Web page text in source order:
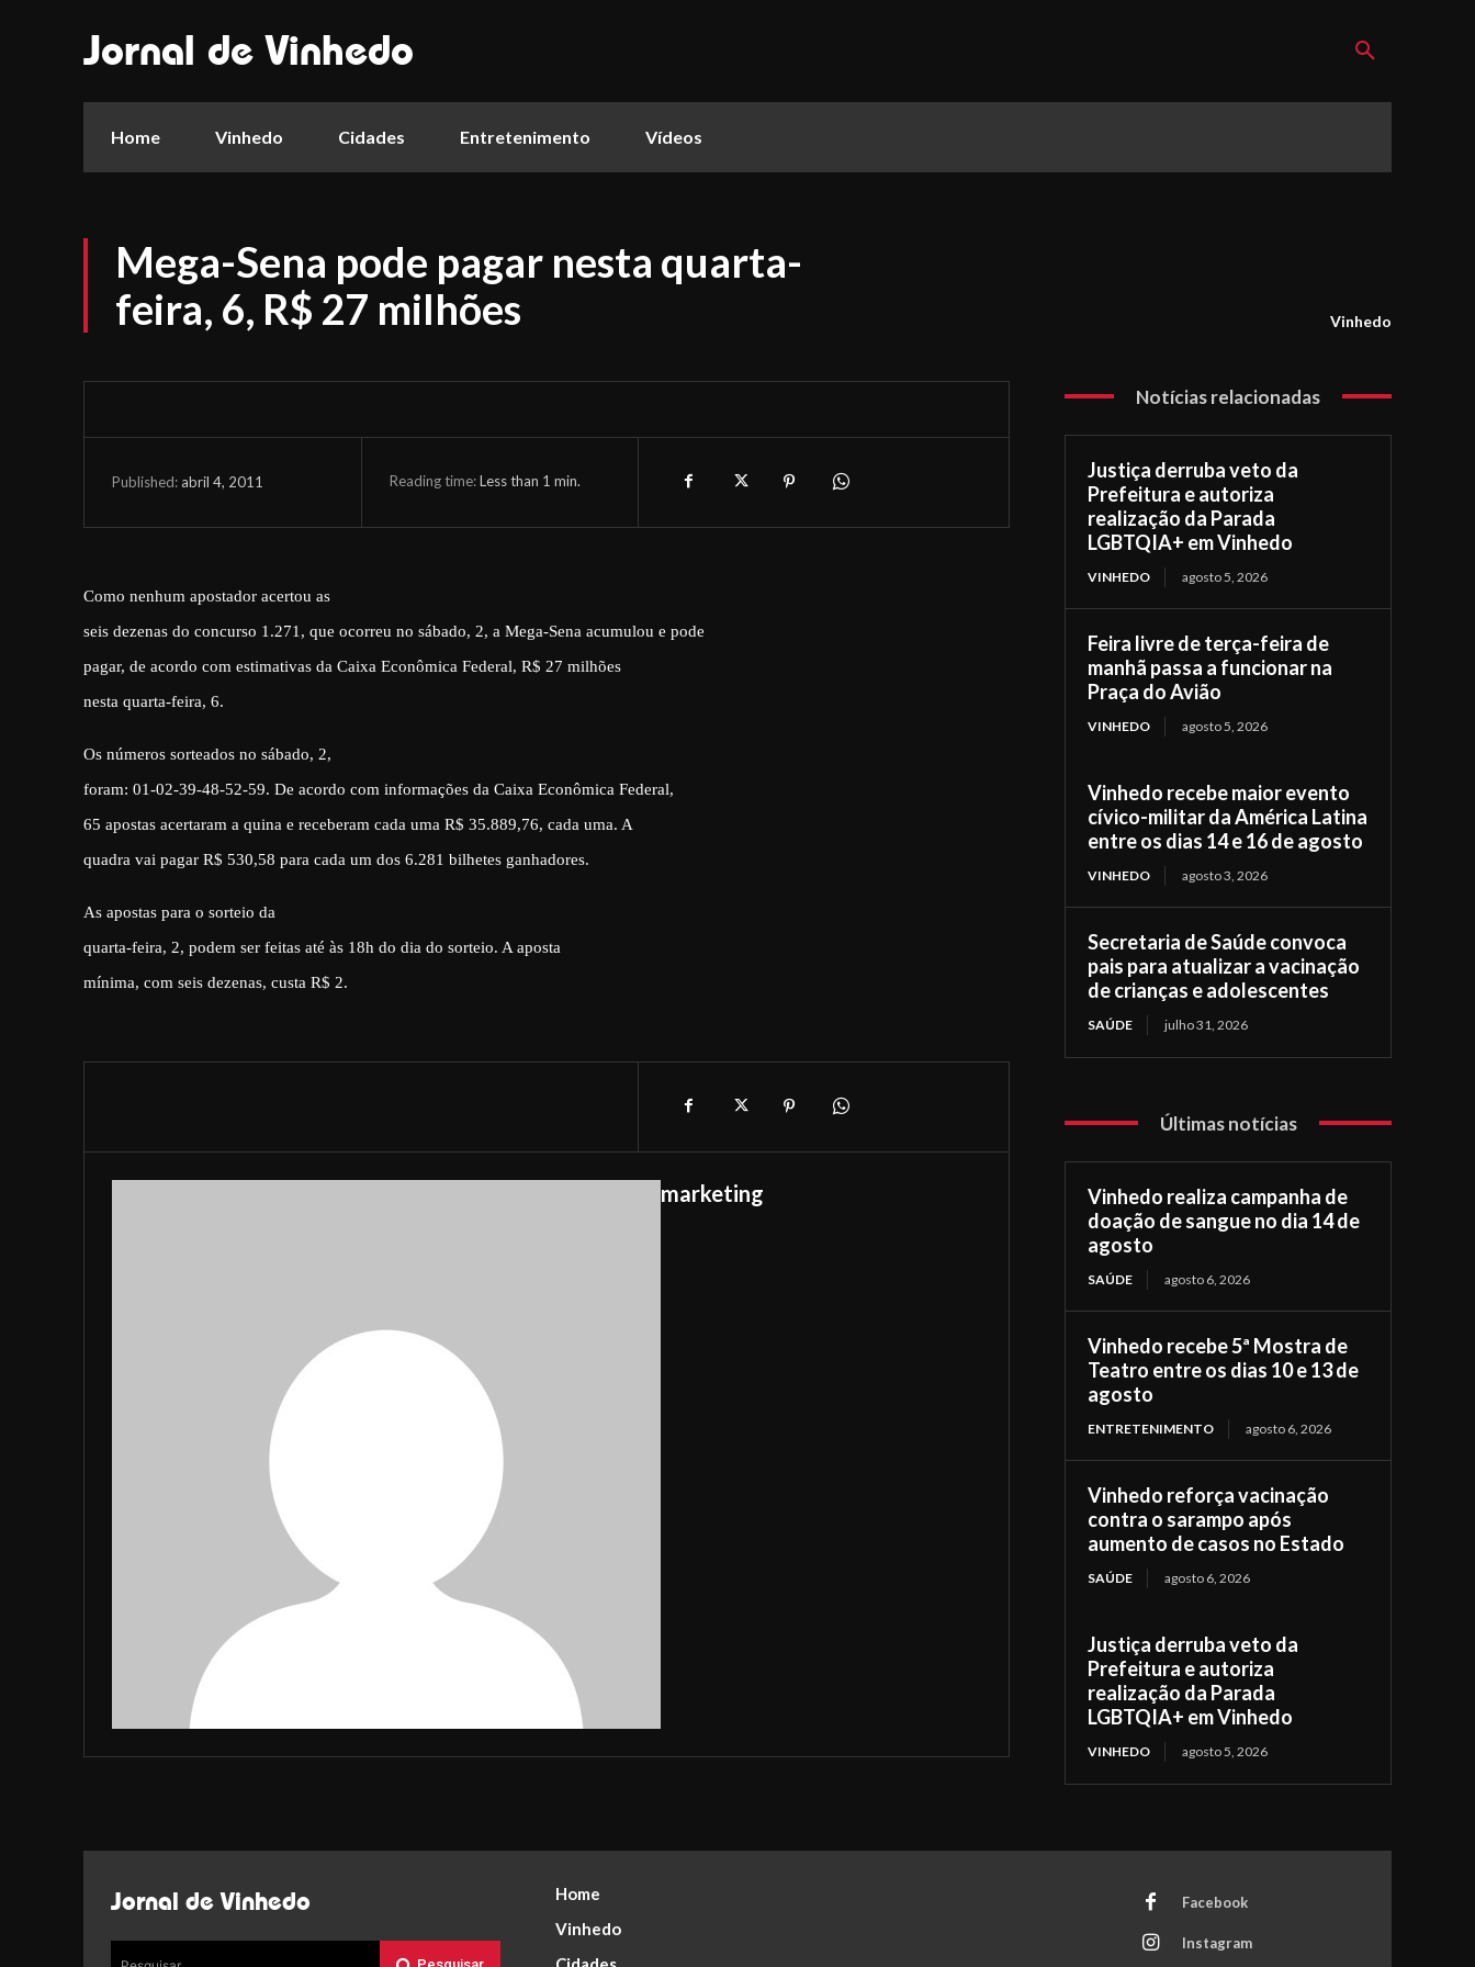
Jornal de Vinhedo
Home Vinhedo Cidades Entretenimento Vídeos
Mega-Sena pode pagar nesta quarta-
feira, 6, R$ 27 milhões
Vinhedo
Published: abril 4, 2011 Reading time:Less than 1 min.
Como nenhum apostador acertou as
seis dezenas do concurso 1.271, que ocorreu no sábado, 2, a Mega-Sena acumulou e pode
pagar, de acordo com estimativas da Caixa Econômica Federal, R$ 27 milhões
nesta quarta-feira, 6.
Os números sorteados no sábado, 2,
foram: 01-02-39-48-52-59. De acordo com informações da Caixa Econômica Federal,
65 apostas acertaram a quina e receberam cada uma R$ 35.889,76, cada uma. A
quadra vai pagar R$ 530,58 para cada um dos 6.281 bilhetes ganhadores.
As apostas para o sorteio da
quarta-feira, 2, podem ser feitas até às 18h do dia do sorteio. A aposta
mínima, com seis dezenas, custa R$ 2.
marketing
Notícias relacionadas
Justiça derruba veto da
Prefeitura e autoriza
realização da Parada
LGBTQIA+ em Vinhedo
VINHEDO agosto 5, 2026
Feira livre de terça-feira de
manhã passa a funcionar na
Praça do Avião
VINHEDO agosto 5, 2026
Vinhedo recebe maior evento
cívico-militar da América Latina
entre os dias 14 e 16 de agosto
VINHEDO agosto 3, 2026
Secretaria de Saúde convoca
pais para atualizar a vacinação
de crianças e adolescentes
SAÚDE julho 31, 2026
Últimas notícias
Vinhedo realiza campanha de
doação de sangue no dia 14 de
agosto
SAÚDE agosto 6, 2026
Vinhedo recebe 5ª Mostra de
Teatro entre os dias 10 e 13 de
agosto
ENTRETENIMENTO agosto 6, 2026
Vinhedo reforça vacinação
contra o sarampo após
aumento de casos no Estado
SAÚDE agosto 6, 2026
Justiça derruba veto da
Prefeitura e autoriza
realização da Parada
LGBTQIA+ em Vinhedo
VINHEDO agosto 5, 2026
Jornal de Vinhedo
Home
Vinhedo
Facebook
Instagram